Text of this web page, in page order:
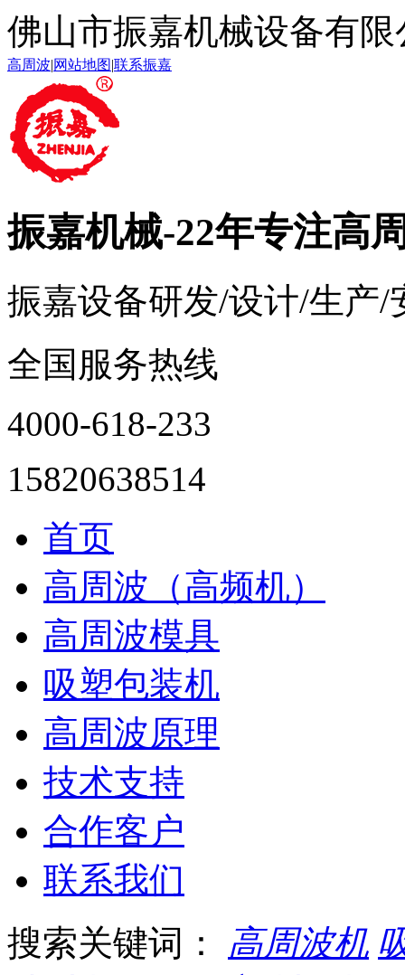
佛山市振嘉机械设备有限
高周波|网站地图|联系振嘉
振嘉机械-22年专注高
振嘉设备研发/设计/生产/
全国服务热线
4000-618-233
15820638514
首页
高周波（高频机）
高周波模具
吸塑包装机
高周波原理
技术支持
合作客户
联系我们
搜索关键词： 高周波机